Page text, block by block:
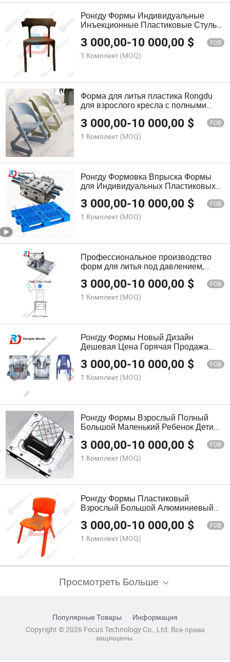
Ронгду Формы Индивидуальные
Инъекционные Пластиковые Стулья
3 000,00-10 000,00 $ FOB
1 Комплект (MOQ)
Форма для литья пластика Rongdu
для взрослого кресла с полными
для спинки
3 000,00-10 000,00 $ FOB
1 Комплект (MOQ)
Ронгду Формовка Впрыска Формы
для Индивидуальных Пластиковых
Промышленных Паллетных Коробок
Картонов Мусорных Баков
3 000,00-10 000,00 $ FOB
1 Комплект (MOQ)
Профессиональное производство
форм для литья под давлением,
индивидуальный крупномасштабный
дизайн из ротанга, форма для
пластикового стола, табурета и стула
из полипропилена
3 000,00-10 000,00 $ FOB
1 Комплект (MOQ)
Ронгду Формы Новый Дизайн
Дешевая Цена Горячая Продажа
Пластиковый Литьевой Полный
Большой Взрослый Безрукавный
Стул Шаблон Формы
3 000,00-10 000,00 $ FOB
1 Комплект (MOQ)
Ронгду Формы Взрослый Полный
Большой Маленький Ребенок Дети
Мебель Инъекционная Форма
Формы Инструмент Шаблон Формы
3 000,00-10 000,00 $ FOB
1 Комплект (MOQ)
Ронгду Формы Пластиковый
Взрослый Большой Алюминиевый
Стальной Трубный Инъекционный
Стул Формы P20
3 000,00-10 000,00 $ FOB
1 Комплект (MOQ)
Просмотреть Больше
Популярные Товары
Информация
Copyright © 2026 Focus Technology Co., Ltd. Все права
защищены.